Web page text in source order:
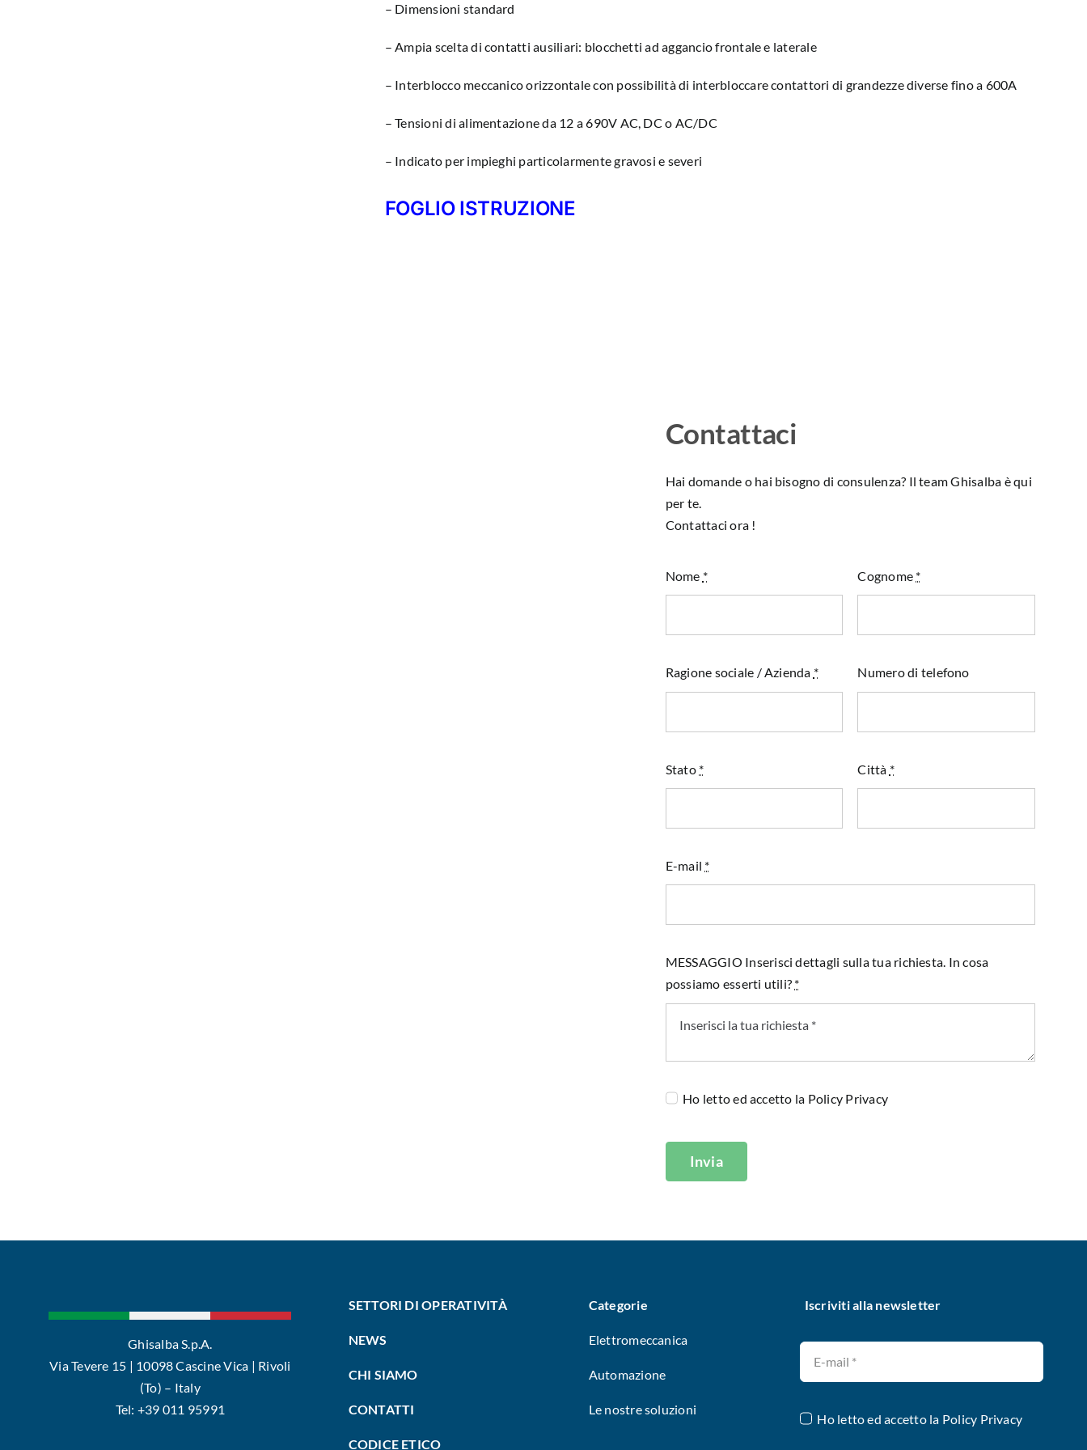
– Dimensioni standard
– Ampia scelta di contatti ausiliari: blocchetti ad aggancio frontale e laterale
– Interblocco meccanico orizzontale con possibilità di interbloccare contattori di grandezze diverse fino a 600A
– Tensioni di alimentazione da 12 a 690V AC, DC o AC/DC
– Indicato per impieghi particolarmente gravosi e severi
FOGLIO ISTRUZIONE
Contattaci
Hai domande o hai bisogno di consulenza? Il team Ghisalba è qui
per te.
Contattaci ora !
Nome * Cognome *
Ragione sociale / Azienda * Numero di telefono
Stato * Città *
E-mail *
MESSAGGIO Inserisci dettagli sulla tua richiesta. In cosa
possiamo esserti utili? *
Ho letto ed accetto la Policy Privacy
Invia
Ghisalba S.p.A.
Via Tevere 15 | 10098 Cascine Vica | Rivoli
(To) – Italy
Tel: +39 011 95991
SETTORI DI OPERATIVITÀ
NEWS
CHI SIAMO
CONTATTI
CODICE ETICO
Categorie
Elettromeccanica
Automazione
Le nostre soluzioni
Iscriviti alla newsletter
Ho letto ed accetto la Policy Privacy